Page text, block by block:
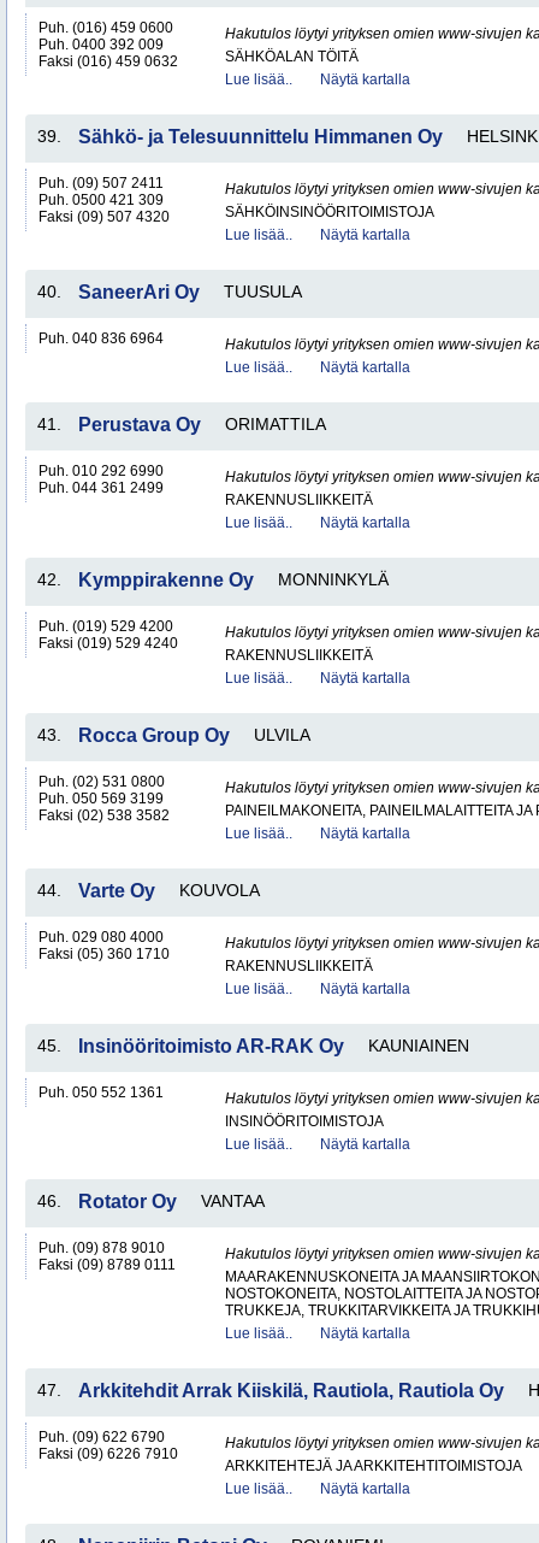
Puh. (016) 459 0600
Puh. 0400 392 009
Faksi (016) 459 0632
Hakutulos löytyi yrityksen omien www-sivujen
SÄHKÖALAN TÖITÄ
Lue lisää..
Näytä kartalla
39. Sähkö- ja Telesuunnittelu Himmanen Oy
Puh. (09) 507 2411
Puh. 0500 421 309
Faksi (09) 507 4320
Hakutulos löytyi yrityksen omien www-sivujen
SÄHKÖINSINÖÖRITOIMISTOJA
Lue lisää..
Näytä kartalla
40. SaneerAri Oy TUUSULA
Puh. 040 836 6964
Hakutulos löytyi yrityksen omien www-sivujen
Lue lisää..
Näytä kartalla
41. Perustava Oy ORIMATTILA
Puh. 010 292 6990
Puh. 044 361 2499
Hakutulos löytyi yrityksen omien www-sivujen
RAKENNUSLIIKKEITÄ
Lue lisää..
Näytä kartalla
42. Kymppirakenne Oy MONNINKYLÄ
Puh. (019) 529 4200
Faksi (019) 529 4240
Hakutulos löytyi yrityksen omien www-sivujen
RAKENNUSLIIKKEITÄ
Lue lisää..
Näytä kartalla
43. Rocca Group Oy ULVILA
Puh. (02) 531 0800
Puh. 050 569 3199
Faksi (02) 538 3582
Hakutulos löytyi yrityksen omien www-sivujen
PAINEILMAKONEITA, PAINEILMALAITTEITA
Lue lisää..
Näytä kartalla
44. Varte Oy KOUVOLA
Puh. 029 080 4000
Faksi (05) 360 1710
Hakutulos löytyi yrityksen omien www-sivujen
RAKENNUSLIIKKEITÄ
Lue lisää..
Näytä kartalla
45. Insinööritoimisto AR-RAK Oy KAUNIAINEN
Puh. 050 552 1361
Hakutulos löytyi yrityksen omien www-sivujen
INSINÖÖRITOIMISTOJA
Lue lisää..
Näytä kartalla
46. Rotator Oy VANTAA
Puh. (09) 878 9010
Faksi (09) 8789 0111
Hakutulos löytyi yrityksen omien www-sivujen
MAARAKENNUSKONEITA JA
NOSTOKONEITA, NOSTOLAITTEITA JA
TRUKKEJA, TRUKKITARVIKKEITA JA
Lue lisää..
Näytä kartalla
47. Arkkitehdit Arrak Kiiskilä, Rautiola, Rautiola Oy
Puh. (09) 622 6790
Faksi (09) 6226 7910
Hakutulos löytyi yrityksen omien www-sivujen
ARKKITEHTEJÄ JA ARKKITEHTITOIMISTOJA
Lue lisää..
Näytä kartalla